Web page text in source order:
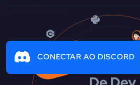
CONECTAR AO DISCORD